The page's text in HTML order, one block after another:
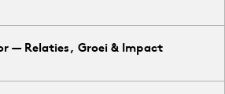
— Relaties, Groei & Impact